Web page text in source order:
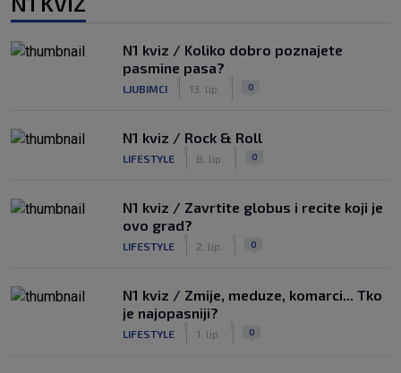
N1 kviz / Koliko dobro poznajete
pasmine pasa?
LJUBIMCI 13. lip. 0
N1 kviz / Rock & Roll
LIFESTYLE 8. lip. 0
N1 kviz / Zavrtite globus i recite koji je
ovo grad?
LIFESTYLE 2. lip. 0
N1 kviz / Zmije, meduze, komarci... Tko
je najopasniji?
LIFESTYLE 1. lip. 0